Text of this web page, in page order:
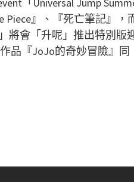
Piece』、『死亡筆記』
將會「升呢」推出特別版
品『JoJo的奇妙冒險』同